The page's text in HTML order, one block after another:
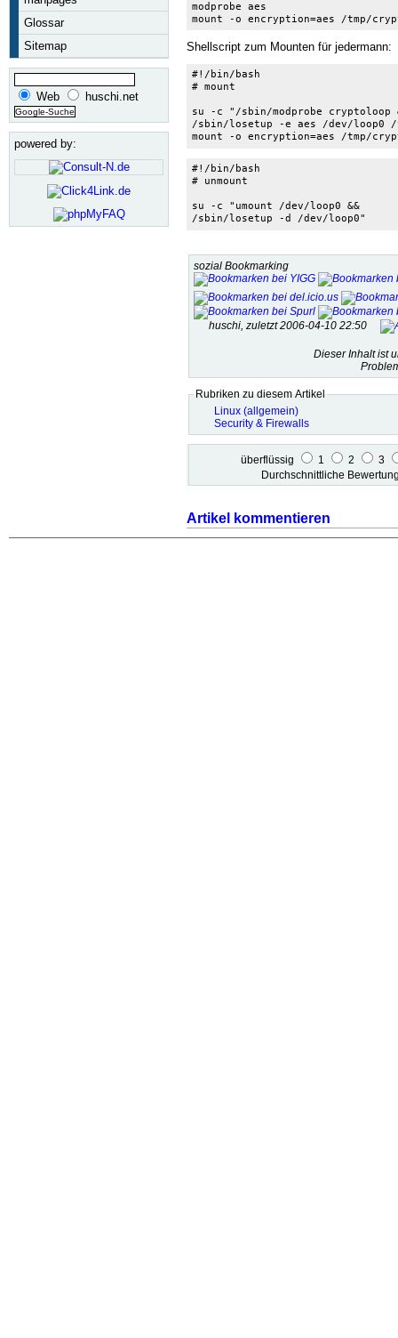
Glossar
Sitemap
Web huschi.net
powered by:
modprobe aes
mount -o encryption=aes /tmp/
Shellscript zum Mounten für jedermann:
#!/bin/bash
# mount
su -c "/sbin/modprobe cryptoloop
/sbin/losetup -e aes /dev/loop0 /
mount -o encryption=aes /tmp/
#!/bin/bash
# unmount
su -c "umount /dev/loop0 &&
/sbin/losetup -d /dev/loop0"
sozial Bookmarking
huschi, zuletzt 2006-04-10 22:50
Dieser Inhalt ist
Rubriken zu diesem Artikel
Linux (allgemein)
Security & Firewalls
überflüssig 1 2
3
Durchschnittliche
Artikel kommentieren